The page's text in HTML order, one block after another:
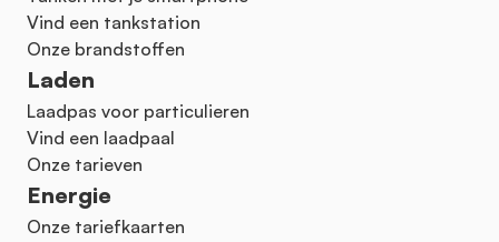
Vind een tankstation
Onze brandstoffen
Laden
Laadpas voor particulieren
Vind een laadpaal
Onze tarieven
Energie
Onze tariefkaarten